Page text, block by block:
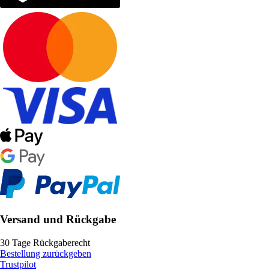
Versand und Rückgabe
30 Tage Rückgaberecht
Bestellung zurückgeben
Trustpilot